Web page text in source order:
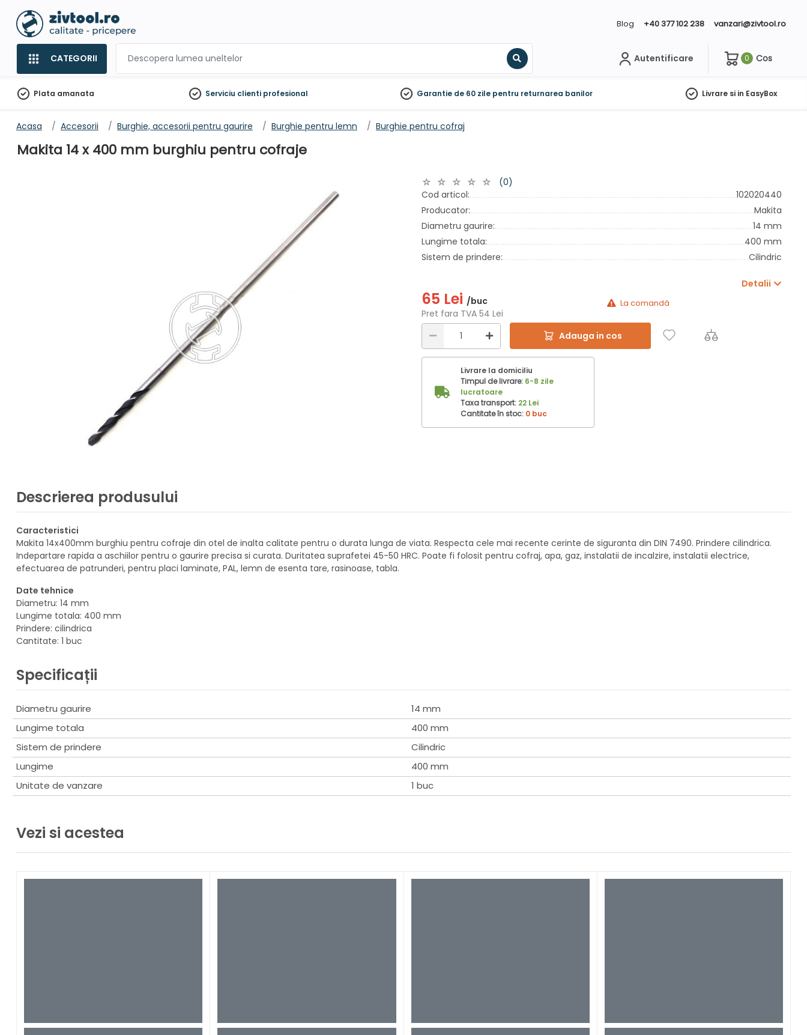
Blog +40 377 102 238 vanzari@zivtool.ro
CATEGORII
Search
Autentificare 0 Cos
Plata amanata Serviciu clienti profesional Garantie de 60 zile pentru returnarea banilor Livrare si in EasyBox
Acasa Accesorii Burghie, accesorii pentru gaurire Burghie pentru lemn Burghie pentru cofraj
Makita 14 x 400 mm burghiu pentru cofraje
(0)
Cod articol:
102020440
Producator:
Makita
Diametru gaurire:
14 mm
Lungime totala:
400 mm
Sistem de prindere:
Cilindric
Detalii
65 Lei /buc
Pret fara TVA 54 Lei
La comandă
Adauga in cos
Livrare la domiciliu
Timpul de livrare: 6-8 zile
lucratoare
Taxa transport: 22 Lei
Cantitate în stoc: 0 buc
Descrierea produsului
Caracteristici
Makita 14x400mm burghiu pentru cofraje din otel de inalta calitate pentru o durata lunga de viata. Respecta cele mai recente cerinte de siguranta din DIN 7490. Prindere cilindrica.
Indepartare rapida a aschiilor pentru o gaurire precisa si curata. Duritatea suprafetei 45-50 HRC. Poate fi folosit pentru cofraj, apa, gaz, instalatii de incalzire, instalatii electrice,
efectuarea de patrunderi, pentru placi laminate, PAL, lemn de esenta tare, rasinoase, tabla.
Date tehnice
Diametru: 14 mm
Lungime totala: 400 mm
Prindere: cilindrica
Cantitate: 1 buc
Specificații
Diametru gaurire
14 mm
Lungime totala
400 mm
Sistem de prindere
Cilindric
Lungime
400 mm
Unitate de vanzare
1 buc
Vezi si acestea